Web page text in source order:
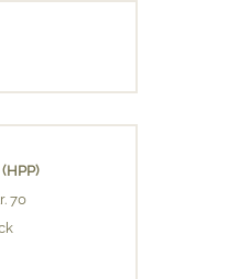
70